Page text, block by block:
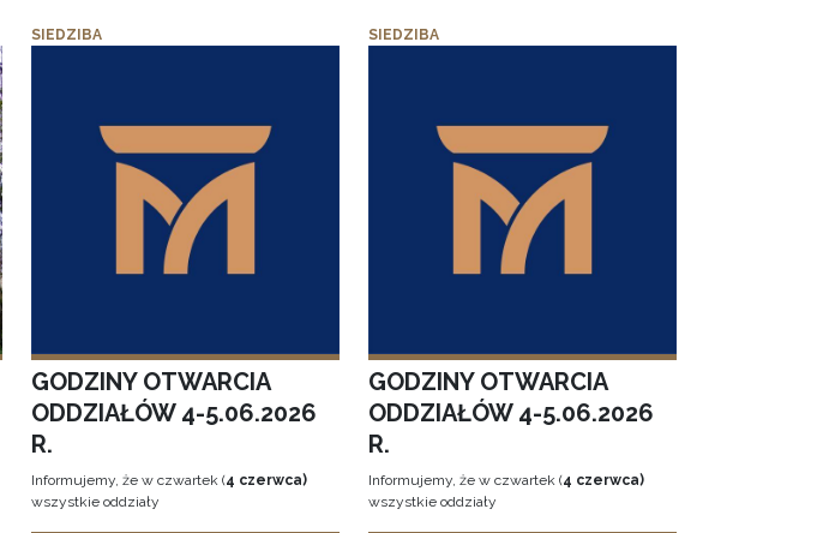
SIEDZIBA
GODZINY OTWARCIA
ODDZIAŁÓW 4-5.06.2026
R.
Informujemy, że w czwartek (4 czerwca)
wszystkie oddziały
SIEDZIBA
GODZINY OTWARCIA
ODDZIAŁÓW 4-5.06.2026
R.
Informujemy, że w czwartek (4 czerwca)
wszystkie oddziały